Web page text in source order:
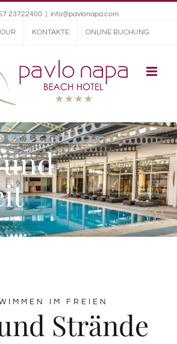
23722400 info@pavlonapa.com
KONTAKTE ONLINE BUCHUNG
IM FREIEN
Strände